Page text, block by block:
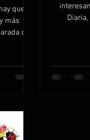
que
más
de